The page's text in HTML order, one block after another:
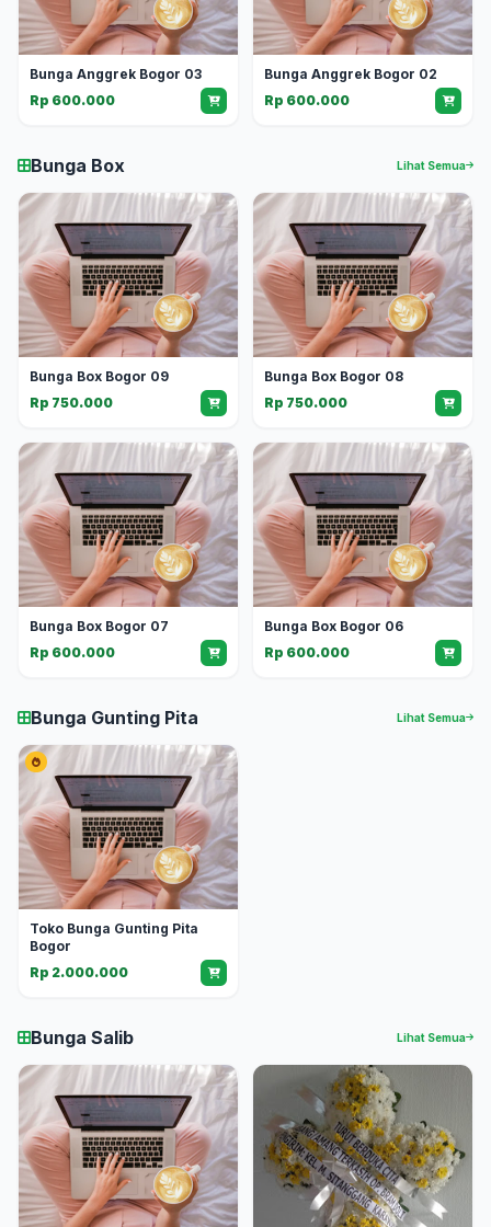
Bunga Anggrek Bogor 03
Rp 600.000
Bunga Anggrek Bogor 02
Rp 600.000
Bunga Box Lihat Semua
Bunga Box Bogor 09
Rp 750.000
Bunga Box Bogor 08
Rp 750.000
Bunga Box Bogor 07
Rp 600.000
Bunga Box Bogor 06
Rp 600.000
Bunga Gunting Pita Lihat Semua
Toko Bunga Gunting Pita
Bogor
Rp 2.000.000
Bunga Salib Lihat Semua